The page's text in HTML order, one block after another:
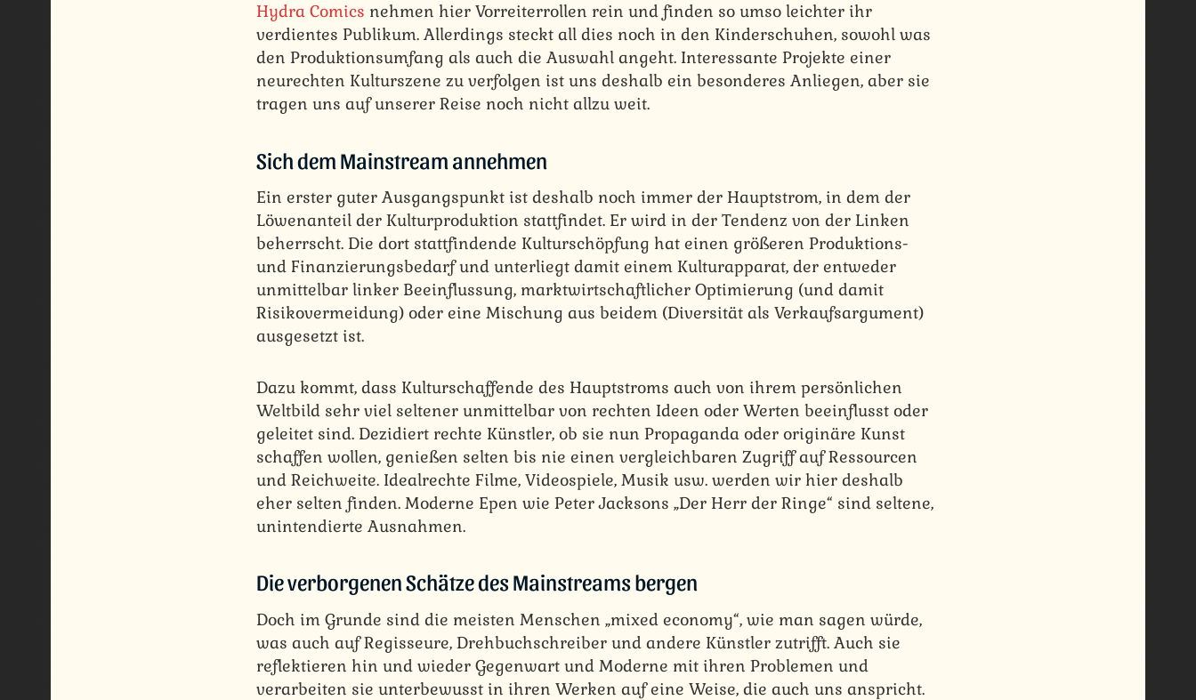
Hydra Comics nehmen hier Vorreiterrollen rein und finden so umso leichter ihr
verdientes Publikum. Allerdings steckt all dies noch in den Kinderschuhen, sowohl was
den Produktionsumfang als auch die Auswahl angeht. Interessante Projekte einer
neurechten Kulturszene zu verfolgen ist uns deshalb ein besonderes Anliegen, aber sie
tragen uns auf unserer Reise noch nicht allzu weit.
Sich dem Mainstream annehmen
Ein erster guter Ausgangspunkt ist deshalb noch immer der Hauptstrom, in dem der
Löwenanteil der Kulturproduktion stattfindet. Er wird in der Tendenz von der Linken
beherrscht. Die dort stattfindende Kulturschöpfung hat einen größeren Produktions-
und Finanzierungsbedarf und unterliegt damit einem Kulturapparat, der entweder
unmittelbar linker Beeinflussung, marktwirtschaftlicher Optimierung (und damit
Risikovermeidung) oder eine Mischung aus beidem (Diversität als Verkaufsargument)
ausgesetzt ist.
Dazu kommt, dass Kulturschaffende des Hauptstroms auch von ihrem persönlichen
Weltbild sehr viel seltener unmittelbar von rechten Ideen oder Werten beeinflusst oder
geleitet sind. Dezidiert rechte Künstler, ob sie nun Propaganda oder originäre Kunst
schaffen wollen, genießen selten bis nie einen vergleichbaren Zugriff auf Ressourcen
und Reichweite. Idealrechte Filme, Videospiele, Musik usw. werden wir hier deshalb
eher selten finden. Moderne Epen wie Peter Jacksons „Der Herr der Ringe“ sind seltene,
unintendierte Ausnahmen.
Die verborgenen Schätze des Mainstreams bergen
Doch im Grunde sind die meisten Menschen „mixed economy“, wie man sagen würde,
was auch auf Regisseure, Drehbuchschreiber und andere Künstler zutrifft. Auch sie
reflektieren hin und wieder Gegenwart und Moderne mit ihren Problemen und
verarbeiten sie unterbewusst in ihren Werken auf eine Weise, die auch uns anspricht.